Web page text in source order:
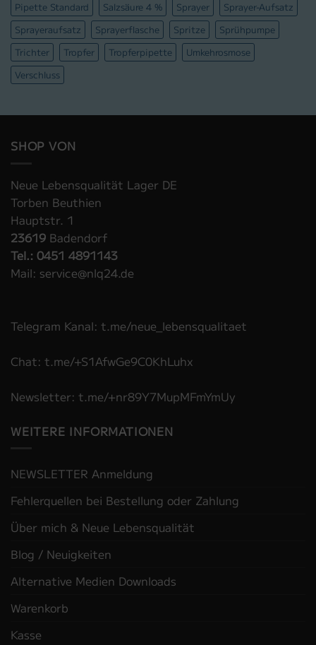
Pipette Standard
Salzsäure 4 % Sprayer
Sprayer-Aufsatz
Sprayeraufsatz
Sprayerflasche Spritze
Sprühpumpe
Trichter
Tropfer Tropferpipette
Umkehrosmose
Verschluss
SHOP VON
Neue Lebensqualität Lager DE
Torben Beuthien
Hauptstr. 1
23619 Badendorf
Tel.: 0451 4891143
Mail: service@nlq24.de
Telegram Kanal: t.me/neue_lebensqualitaet
Chat: t.me/+S1AfwGe9C0KhLuhx
Newsletter: t.me/+nr89Y7MupMFmYmUy
WEITERE INFORMATIONEN
NEWSLETTER Anmeldung
Fehlerquellen bei Bestellung oder Zahlung
Über mich & Neue Lebensqualität
Blog / Neuigkeiten
Alternative Medien Downloads
Warenkorb
Kasse